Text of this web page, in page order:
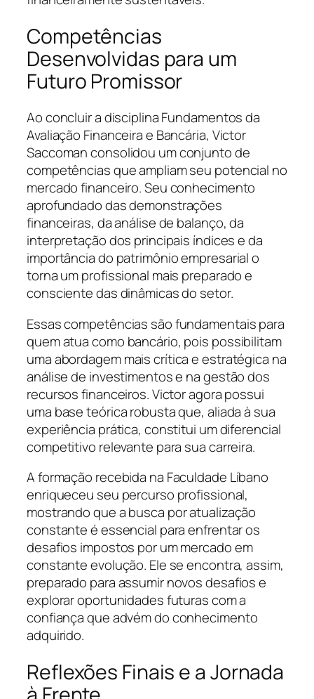
Competências
Desenvolvidas para um
Futuro Promissor
Ao concluir a disciplina Fundamentos da
Avaliação Financeira e Bancária, Victor
Saccoman consolidou um conjunto de
competências que ampliam seu potencial no
mercado financeiro. Seu conhecimento
aprofundado das demonstrações
financeiras, da análise de balanço, da
interpretação dos principais índices e da
importância do patrimônio empresarial o
torna um profissional mais preparado e
consciente das dinâmicas do setor.
Essas competências são fundamentais para
quem atua como bancário, pois possibilitam
uma abordagem mais crítica e estratégica na
análise de investimentos e na gestão dos
recursos financeiros. Victor agora possui
uma base teórica robusta que, aliada à sua
experiência prática, constitui um diferencial
competitivo relevante para sua carreira.
A formação recebida na Faculdade Líbano
enriqueceu seu percurso profissional,
mostrando que a busca por atualização
constante é essencial para enfrentar os
desafios impostos por um mercado em
constante evolução. Ele se encontra, assim,
preparado para assumir novos desafios e
explorar oportunidades futuras com a
confiança que advém do conhecimento
adquirido.
Reflexões Finais e a Jornada